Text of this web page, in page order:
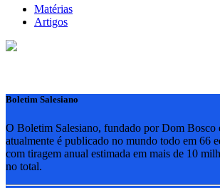
Matérias
Artigos
Boletim Salesiano
O Boletim Salesiano, fundado por Dom Bosco
atualmente é publicado no mundo todo em 66
com tiragem anual estimada em mais de 10
no total.